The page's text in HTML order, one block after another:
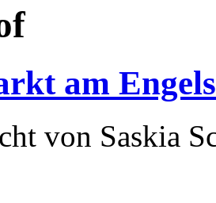
am
von Saskia